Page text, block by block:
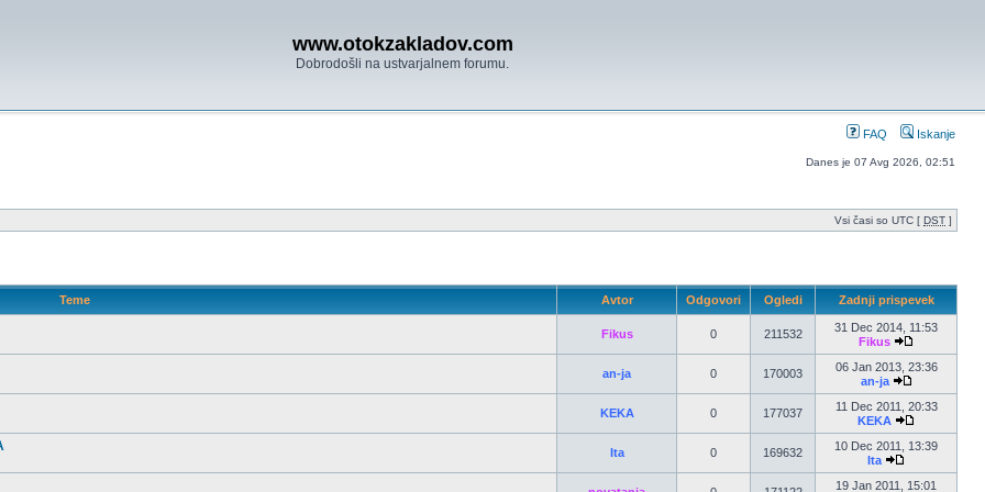
www.otokzakladov.com
Dobrodošli na ustvarjalnem forumu.
FAQ Iskanje
Danes je 07 Avg 2026, 02:51
Vsi časi so UTC [ DST ]
Teme Avtor Odgovori Ogledi Zadnji prispevek
Fikus 0 211532
31 Dec 2014, 11:53
Fikus
an-ja 0 170003
06 Jan 2013, 23:36
an-ja
KEKA 0 177037
11 Dec 2011, 20:33
KEKA
Ita 0 169632
10 Dec 2011, 13:39
Ita
19 Jan 2011, 15:01